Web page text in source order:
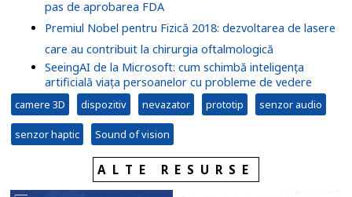
pas de aprobarea FDA
Premiul Nobel pentru Fizică 2018: dezvoltarea de lasere
care au contribuit la chirurgia oftalmologică
SeeingAI de la Microsoft: cum schimbă inteligența
artificială viața persoanelor cu probleme de vedere
camere 3D dispozitiv nevazator prototip senzor audio
senzor haptic Sound of vision
ALTE RESURSE